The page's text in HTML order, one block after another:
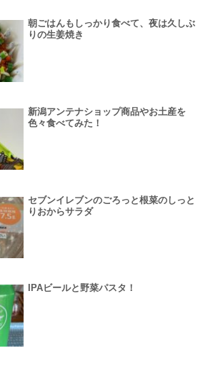
朝ごはんもしっかり食べて、夜は久しぶ
りの生姜焼き
新潟アンテナショップ商品やお土産を
色々食べてみた！
セブンイレブンのごろっと根菜のしっと
りおからサラダ
IPAビールと野菜パスタ！